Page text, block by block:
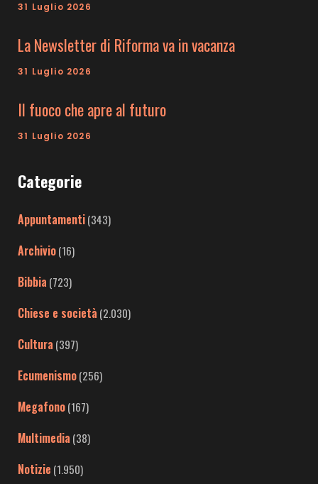
31 Luglio 2026
La Newsletter di Riforma va in vacanza
31 Luglio 2026
Il fuoco che apre al futuro
31 Luglio 2026
Categorie
Appuntamenti(343)
Archivio(16)
Bibbia (723)
Chiese e società (2.030)
Cultura (397)
Ecumenismo(256)
Megafono(167)
Multimedia (38)
Notizie (1.950)